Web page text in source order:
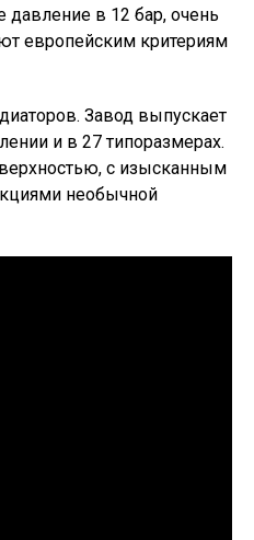
в 12 бар, очень
европейским критериям
Завод выпускает
и в 27 типоразмерах.
с изысканным
необычной